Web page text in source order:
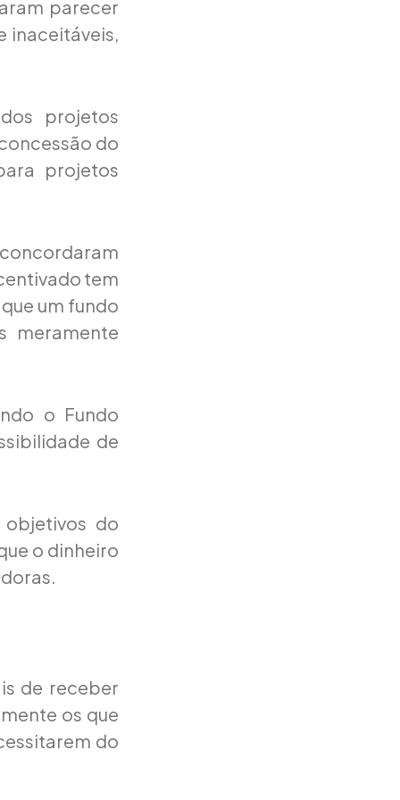
parecer
inaceitáveis,
projetos
do
projetos
concordaram
tem
um fundo
meramente
o Fundo
de
do
o dinheiro
de receber
os que
do